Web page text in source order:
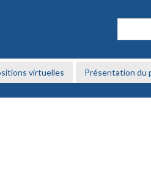
virtuelles Présentation du